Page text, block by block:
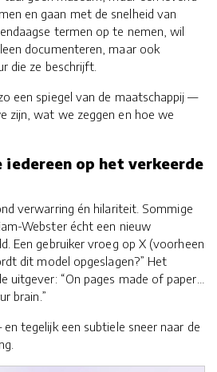
en gaan met de snelheid van
termen op te nemen, wil
documenteren, maar ook
die ze beschrijft.
een spiegel van de maatschappij —
zijn, wat we zeggen en hoe we
iedereen op het verkeerde
verwarring én hilariteit. Sommige
Webster écht een nieuw
Een gebruiker vroeg op X (voorheen
dit model opgeslagen?” Het
“On pages made of paper…
brain.”
tegelijk een subtiele sneer naar de